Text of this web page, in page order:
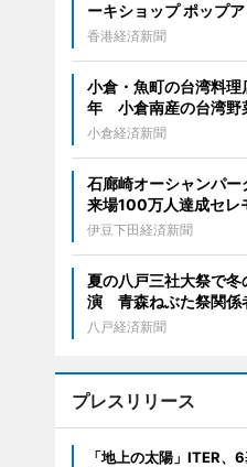
ーキショップ ポップ
香港経済新聞
小倉・魚町の台湾料
年 小倉南産の台湾野
小倉経済新聞
石廊崎オーシャンパ
来場100万人達成セレ
伊豆下田経済新聞
夏の八戸三社大祭で冬
演 青森ねぶた祭関係
八戸経済新聞
プレスリリース
「地上の太陽」ITER、